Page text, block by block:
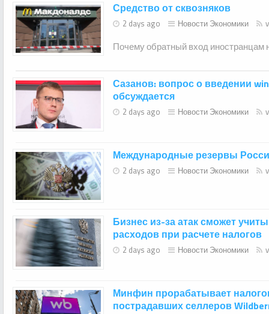
Средство от сквозняков
2 days ago Новости Экономики
Почему обратный вход иностранцам
Сазанов: вопрос о введении
обсуждается
2 days ago Новости Экономики
Международные резервы
2 days ago Новости Экономики
Бизнес из-за атак сможет
расходов при расчете налогов
2 days ago Новости Экономики
Минфин прорабатывает
пострадавших селлеров